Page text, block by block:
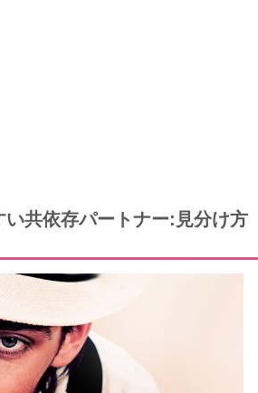
い共依存パートナー:見分け方